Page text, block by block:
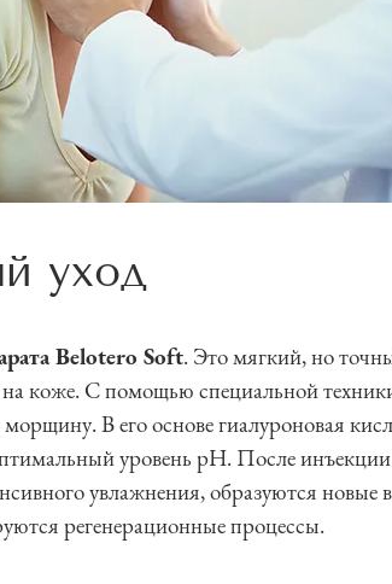
уход
Belotero Soft. Это мягкий, но
на коже. С помощью специальной
В его основе гиалуроновая
уровень рН. После инъекции
увлажнения, образуются новые
регенерационные процессы.